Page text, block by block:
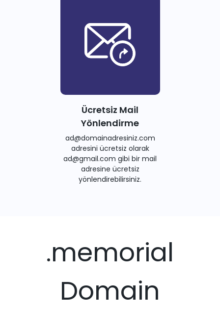
Ücretsiz Mail
Yönlendirme
ad@domainadresiniz.com
adresini ücretsiz olarak
ad@gmail.com gibi bir mail
adresine ücretsiz
yönlendirebilirsiniz.
.memorial
Domain